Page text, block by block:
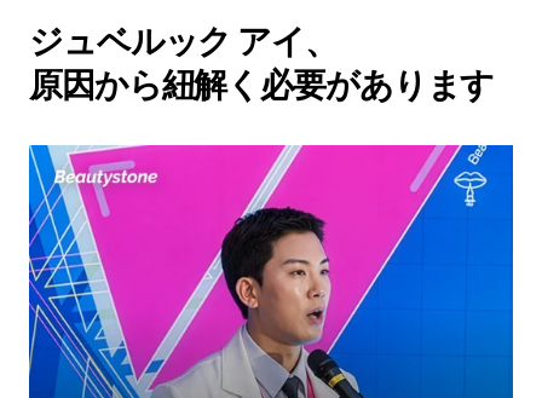
ジュベルック アイ、
原因から紐解く必要があります